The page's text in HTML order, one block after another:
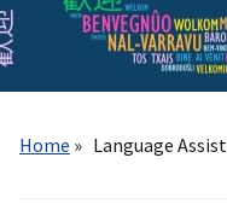
Home
Language